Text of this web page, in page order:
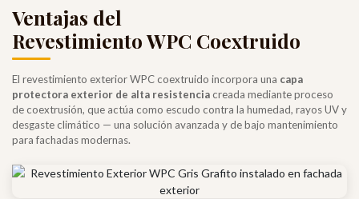
Ventajas del
Revestimiento WPC Coextruido
El revestimiento exterior WPC coextruido incorpora una capa
protectora exterior de alta resistenciacreada mediante proceso
de coextrusión, que actúa como escudo contra la humedad, rayos UV y
desgaste climático — una solución avanzada y de bajo mantenimiento
para fachadas modernas.